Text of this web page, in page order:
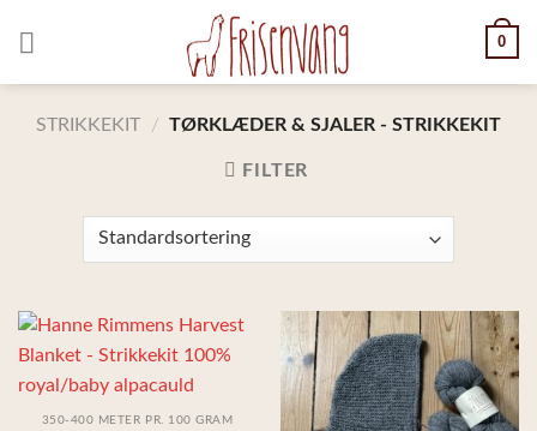
0
STRIKKEKIT / TØRKLÆDER & SJALER - STRIKKEKIT
FILTER
350-400 METER PR. 100 GRAM